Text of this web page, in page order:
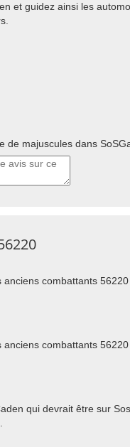
et guidez ainsi les
de majuscules dans
anciens combattants 56220
anciens combattants 56220
qui devrait être sur